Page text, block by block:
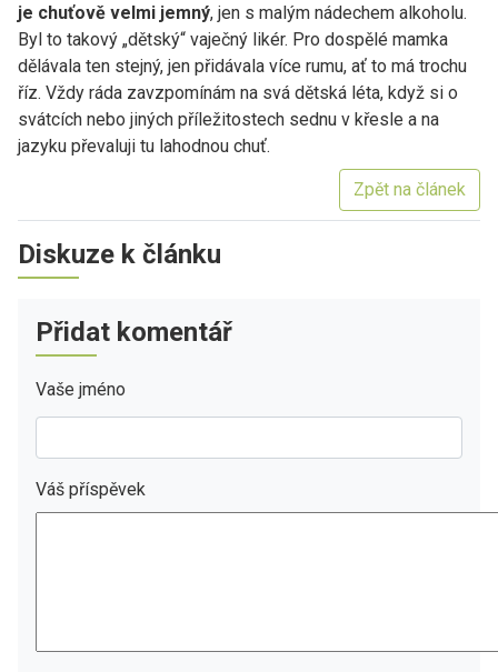
je chuťově velmi jemný, jen s malým nádechem alkoholu.
Byl to takový „dětský“ vaječný likér. Pro dospělé mamka
dělávala ten stejný, jen přidávala více rumu, ať to má trochu
říz. Vždy ráda zavzpomínám na svá dětská léta, když si o
svátcích nebo jiných příležitostech sednu v křesle a na
jazyku převaluji tu lahodnou chuť.
Zpět na článek
Diskuze k článku
Přidat komentář
Vaše jméno
Váš příspěvek